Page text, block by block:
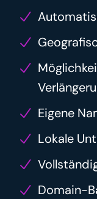
Eigene
Lokale
Domain-